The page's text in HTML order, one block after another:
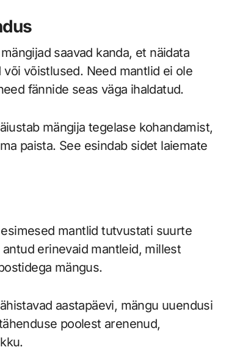
saavad kanda, et näidata
võistlused. Need mantlid ei ole
fännide seas väga ihaldatud.
mängija tegelase kohandamist,
paista. See esindab sidet laiemate
mantlid tutvustati suurte
erinevaid mantleid, millest
mängus.
aastapäevi, mängu uuendusi
poolest arenenud,